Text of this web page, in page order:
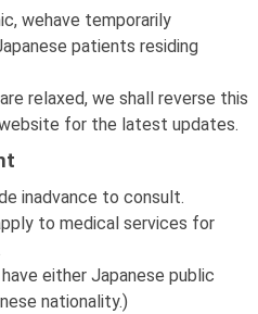
wehave temporarily
patients residing
relaxed, we shall reverse this
for the latest updates.
inadvance to consult.
to medical services for
either Japanese public
nationality.)